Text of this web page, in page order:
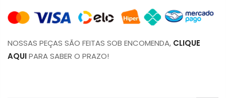
NOSSAS PEÇAS SÃO FEITAS SOB ENCOMENDA, CLIQUE
AQUIPARA SABER O PRAZO!